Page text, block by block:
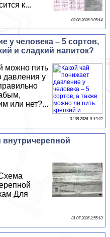
к...
02 08 2026 9:35:14
у человека – 5 сортов,
и сладкий напиток?
можно пить
давления у
или нет?...
01 08 2026 11:19:22
Для
31 07 2026 2:55:13